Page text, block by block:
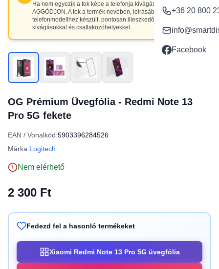
+36 20 800
Facebook
Ha nem egyezik a tok képe a telefonja kivágásaival, NE
AGGÓDJON. A tok a termék nevében, leírásában szereplő
telefonmodellhez készült, pontosan illeszkedő
kivágásokkal és csatlakozóhelyekkel.
OG Prémium Üvegfólia - Redmi Note 13
Pro 5G fekete
EAN / Vonalkód:5903396284526
Márka:Logitech
Nem elérhető
2 300 Ft
Fedezd fel a hasonló termékeket
Xiaomi Redmi Note 13 Pro 5G üvegfólia